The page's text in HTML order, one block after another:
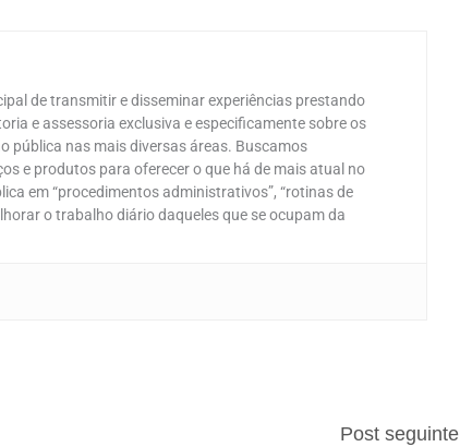
de transmitir e disseminar experiências prestando
e assessoria exclusiva e especificamente sobre os
pública nas mais diversas áreas. Buscamos
e produtos para oferecer o que há de mais atual no
em “procedimentos administrativos”, “rotinas de
o trabalho diário daqueles que se ocupam da
Post seguinte